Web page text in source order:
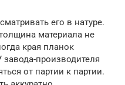
его в натуре.
материала не
края планок
завода-производителя
от партии к партии.